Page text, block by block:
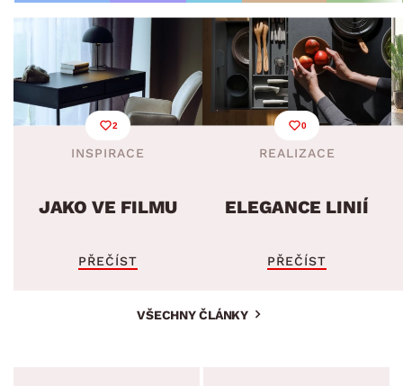
2
INSPIRACE
JAKO VE FILMU
PŘEČÍST
0
REALIZACE
ELEGANCE LINIÍ
PŘEČÍST
VŠECHNY ČLÁNKY